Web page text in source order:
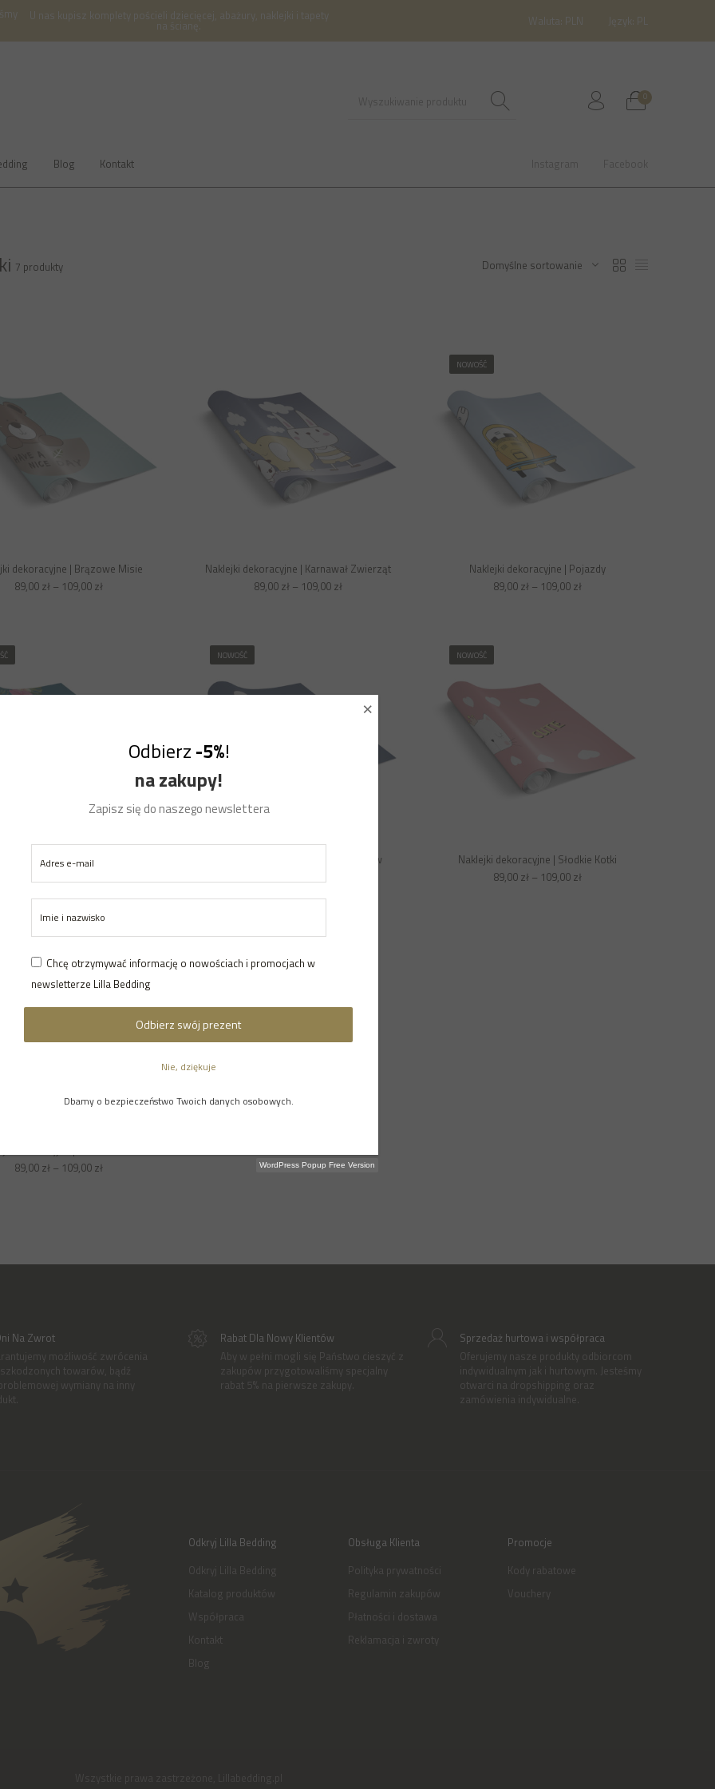
U nas kupisz komplety pościeli dziecięcej, abażury, naklejki i tapety
na ścianę. Waluta: PLN Język: PL
0
Blog Kontakt
7 produkty Domyślne sortowanie
dekoracyjne | Brązowe Misie
89,00 zł – 109,00 zł
Naklejki dekoracyjne | Karnawał Zwierząt
89,00 zł – 109,00 zł
NOWOŚĆ
Naklejki dekoracyjne | Pojazdy
89,00 zł – 109,00 zł
dekoracyjne | Różowe Flamingi
NOWOŚĆ
Naklejki dekoracyjne | Słodkich Snów
NOWOŚĆ
Naklejki dekoracyjne | Słodkie Kotki
89,00 zł – 109,00 zł
dekoracyjne | Wesołe Misie
89,00 zł – 109,00 zł
Na Zwrot
możliwość zwrócenia
towarów, bądź
wymiany na inny
Rabat Dla Nowy Klientów
Aby w pełni mogli się Państwo cieszyć z
zakupów przygotowaliśmy specjalny
rabat 5% na pierwsze zakupy.
Sprzedaż hurtowa i współpraca
Oferujemy nasze produkty odbiorcom
indywidualnym jak i hurtowym. Jesteśmy
otwarci na dropshipping oraz
zamówienia indywidualne.
Odkryj Lilla Bedding
Odkryj Lilla Bedding
Katalog produktów
Współpraca
Kontakt
Blog
Obsługa Klienta
Polityka prywatności
Regulamin zakupów
Płatności i dostawa
Reklamacja i zwroty
Promocje
Kody rabatowe
Vouchery
Odbierz-5%!
na zakupy!
Zapisz się do naszego newslettera
Chcę otrzymywać informację o nowościach i promocjach w
newsletterze Lilla Bedding
Dbamy o bezpieczeństwo Twoich danych osobowych.
×
WordPress Popup Free Version